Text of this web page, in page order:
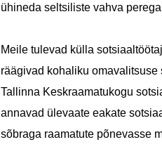
ühineda seltsiliste vahva
Meile tulevad külla
räägivad kohaliku omavalitsuse
Tallinna Keskraamatukogu
annavad ülevaate eakate
sõbraga raamatute põnevasse